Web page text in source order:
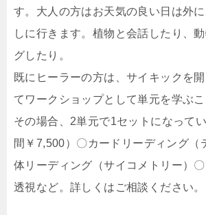
す。大人の方はお天気の良い日は外
しに行きます。植物と会話したり、
グしたり。
既にヒーラーの方は、サイキックを
てワークショップとして単元を学ぶこ
その場合、2単元で1セットになって
間￥7,500）〇カードリーディング（
体リーディング（サイコメトリー）
透視など。詳しくはご相談ください。